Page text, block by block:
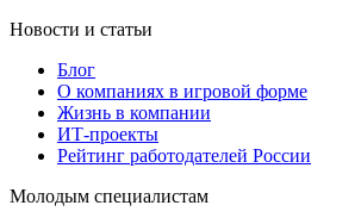
Новости и статьи
Блог
О компаниях в игровой форме
Жизнь в компании
ИТ-проекты
Рейтинг работодателей России
Молодым специалистам